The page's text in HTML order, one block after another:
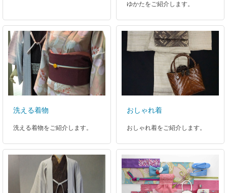
ゆかたをご紹介します。
洗える着物
洗える着物をご紹介します。
おしゃれ着
おしゃれ着をご紹介します。